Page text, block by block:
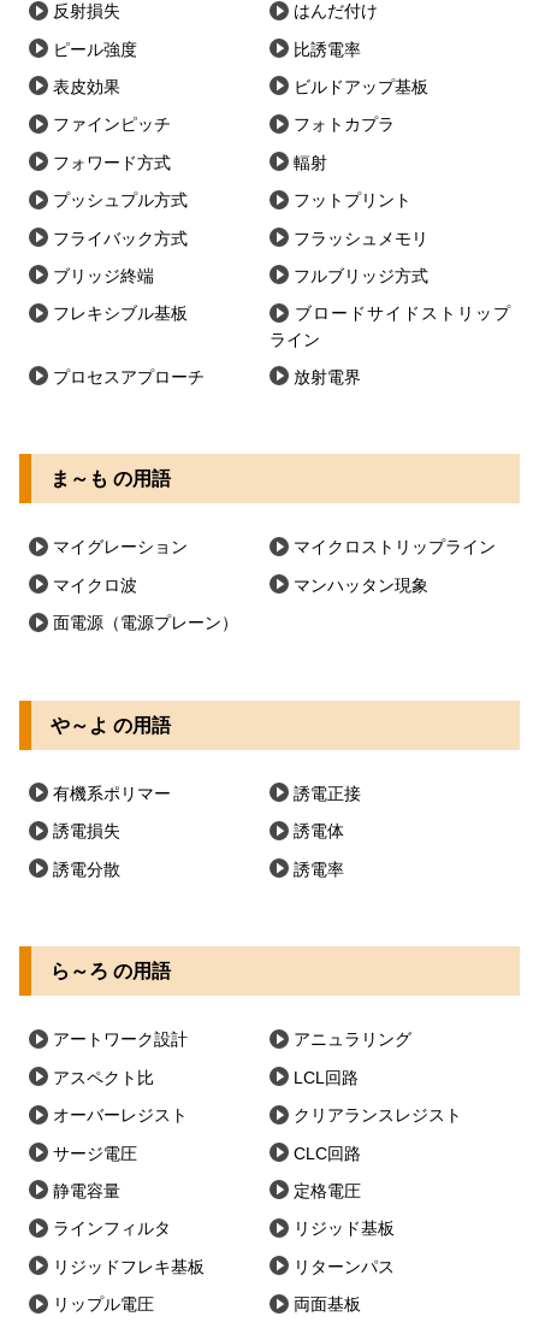
反射損失 はんだ付け
ピール強度 比誘電率
表皮効果 ビルドアップ基板
ファインピッチ フォトカプラ
フォワード方式 輻射
プッシュプル方式 フットプリント
フライバック方式 フラッシュメモリ
ブリッジ終端 フルブリッジ方式
フレキシブル基板
ブロードサイドストリップ
ライン
プロセスアプローチ 放射電界
ま～も の用語
マイグレーション マイクロストリップライン
マイクロ波 マンハッタン現象
面電源（電源プレーン）
や～よ の用語
有機系ポリマー 誘電正接
誘電損失 誘電体
誘電分散 誘電率
ら～ろ の用語
アートワーク設計 アニュラリング
アスペクト比 LCL回路
オーバーレジスト クリアランスレジスト
サージ電圧 CLC回路
静電容量 定格電圧
ラインフィルタ リジッド基板
リジッドフレキ基板 リターンパス
リップル電圧 両面基板